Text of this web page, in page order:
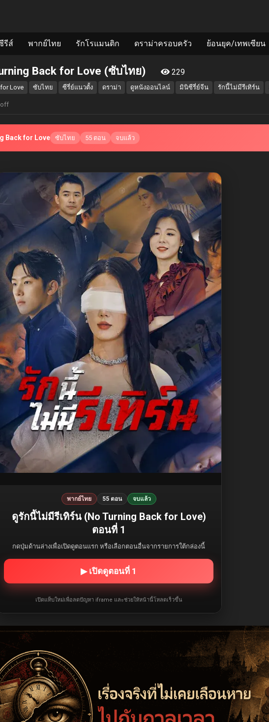
รีส์ พากย์ไทย รักโรแมนติก ดราม่าครอบครัว ย้อนยุค/เทพเซียน
Back for Love (ซับไทย) 229
Love ซับไทย ซีรี่ย์แนวตั้ง ดราม่า ดูหนังออนไลน์ มินิซีรี่ย์จีน รักนี้ไม่มีรีเทิร์น
off
Back for Love ซับไทย 55 ตอน จบแล้ว
พากย์ไทย 55 ตอน จบแล้ว
ดูรักนี้ไม่มีรีเทิร์น (No Turning Back for Love)
ตอนที่ 1
กดปุ่มด้านล่างเพื่อเปิดดูตอนแรก หรือเลือกตอนอื่นจากรายการใต้กล่องนี้
▶ เปิดดูตอนที่ 1
เปิดแท็บใหม่เพื่อลดปัญหา iframe และช่วยให้หน้านี้โหลดเร็วขึ้น